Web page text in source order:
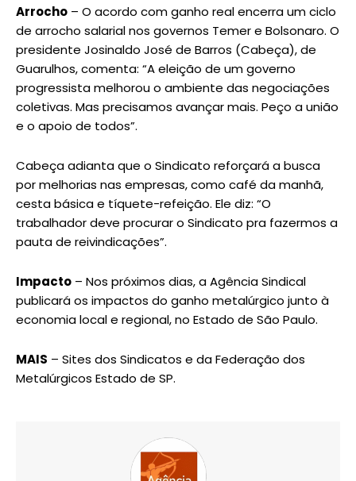
Arrocho – O acordo com ganho real encerra um ciclo
de arrocho salarial nos governos Temer e Bolsonaro. O
presidente Josinaldo José de Barros (Cabeça), de
Guarulhos, comenta: “A eleição de um governo
progressista melhorou o ambiente das negociações
coletivas. Mas precisamos avançar mais. Peço a união
e o apoio de todos”.
Cabeça adianta que o Sindicato reforçará a busca
por melhorias nas empresas, como café da manhã,
cesta básica e tíquete-refeição. Ele diz: “O
trabalhador deve procurar o Sindicato pra fazermos a
pauta de reivindicações”.
Impacto – Nos próximos dias, a Agência Sindical
publicará os impactos do ganho metalúrgico junto à
economia local e regional, no Estado de São Paulo.
MAIS – Sites dos Sindicatos e da Federação dos
Metalúrgicos Estado de SP.